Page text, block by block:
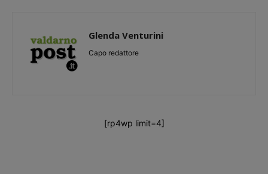
Glenda Venturini
Capo redattore
[rp4wp limit=4]